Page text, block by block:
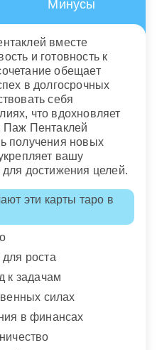
Минусы
вместе
и готовность к
обещает
в долгосрочных
себя
что вдохновляет
Паж Пентаклей
получения новых
вашу
достижения целей.
эти карты таро в
роста
к задачам
силах
в финансах